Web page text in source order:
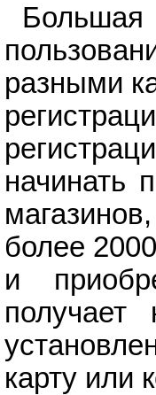
Большая
разными
начинать
более
и
карту или